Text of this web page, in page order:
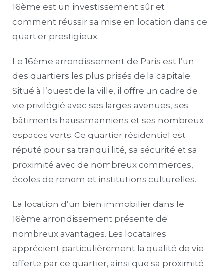
16ème est un investissement sûr et
comment réussir sa mise en location dans ce
quartier prestigieux.
Le 16ème arrondissement de Paris est l’un
des quartiers les plus prisés de la capitale.
Situé à l’ouest de la ville, il offre un cadre de
vie privilégié avec ses larges avenues, ses
bâtiments haussmanniens et ses nombreux
espaces verts. Ce quartier résidentiel est
réputé pour sa tranquillité, sa sécurité et sa
proximité avec de nombreux commerces,
écoles de renom et institutions culturelles.
La location d’un bien immobilier dans le
16ème arrondissement présente de
nombreux avantages. Les locataires
apprécient particulièrement la qualité de vie
offerte par ce quartier, ainsi que sa proximité